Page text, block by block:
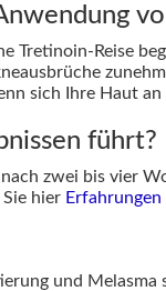
Tretinoin-Reise
sich Ihre Haut
führt?
zwei bis vier
hier
und